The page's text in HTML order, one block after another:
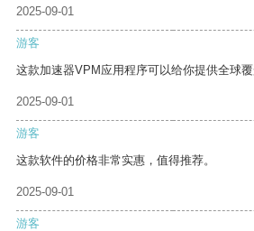
2025-09-01
游客
这款加速器VPM应用程序可以给你提供全球覆
2025-09-01
游客
这款软件的价格非常实惠，值得推荐。
2025-09-01
游客